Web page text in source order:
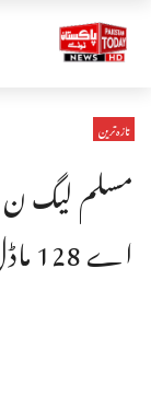
تازہ ترین
مسلم لیگ
اے 128 ماڈل ٹاؤن میں اپنا ووٹ ڈال دیا